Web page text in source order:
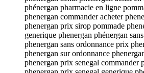
phénergan pharmacie en ligne
phenergan commander acheter
phenergan prix sirop pommade
generique phenergan phénergan
phenergan sans ordonnance prix
phenergan sur ordonnance
phenergan prix senegal commander